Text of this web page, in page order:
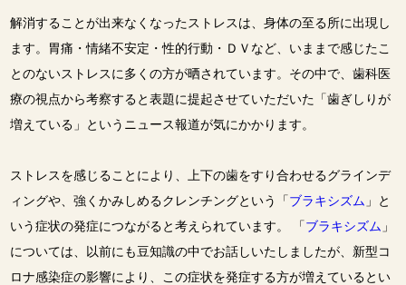
解消することが出来なくなったストレスは、身体の至る所に出現し
ます。胃痛・情緒不安定・性的行動・ＤＶなど、いままで感じたこ
とのないストレスに多くの方が晒されています。その中で、歯科医
療の視点から考察すると表題に提起させていただいた「歯ぎしりが
増えている」というニュース報道が気にかかります。
ストレスを感じることにより、上下の歯をすり合わせるグラインデ
ィングや、強くかみしめるクレンチングという「 ブラキシズム 」と
いう症状の発症につながると考えられています。 「 ブラキシズム 」
については、以前にも豆知識の中でお話しいたしましたが、新型コ
ロナ感染症の影響により、この症状を発症する方が増えているとい